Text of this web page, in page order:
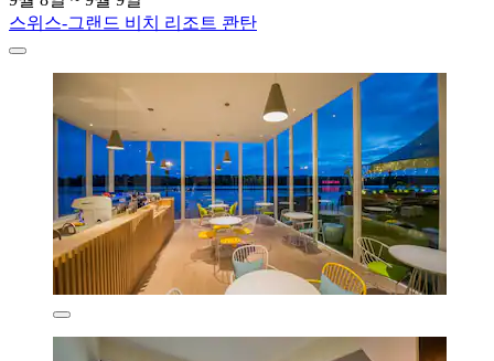
스위스-그랜드 비치 리조트 콴탄